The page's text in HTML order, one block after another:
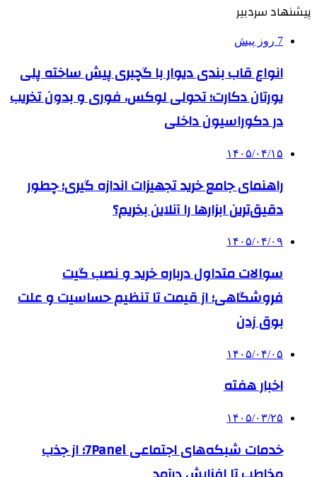
پیشنهاد سردبیر
7 روز پیش
انواع قاب بندی دیوار با گچبری پیش ساخته پلی
یورتان دکارت؛ تحولی لوکس، فوری و بدون تخریب
در دکوراسیون داخلی
۱۴۰۵/۰۴/۱۵
راهنمای جامع خرید تجهیزات اندازه گیری؛ چطور
دقیق‌ترین ابزارها را آنلاین بخریم؟
۱۴۰۵/۰۴/۰۹
سوالات متداول درباره خرید و نصب گیت
فروشگاهی؛ از قیمت تا تنظیم حساسیت و علت
بوق زدن
۱۴۰۵/۰۴/۰۵
اخبار هفته
۱۴۰۵/۰۳/۲۵
خدمات شبکه‌های اجتماعی 7Panel؛ از جذب